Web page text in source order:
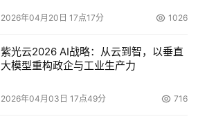
2026年04月20日 17点17分 1026
紫光云2026 AI战略：从云到智，以垂直
大模型重构政企与工业生产力
2026年04月03日 17点49分 716